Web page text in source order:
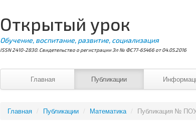
Открытый урок
Обучение, воспитание, развитие, социализация
ISSN 2410-2830. Свидетельство о регистрации Эл № ФС77-65466 от 04.05.2016
Главная Публикации
Главная / Публикации / Математика / Публикация №